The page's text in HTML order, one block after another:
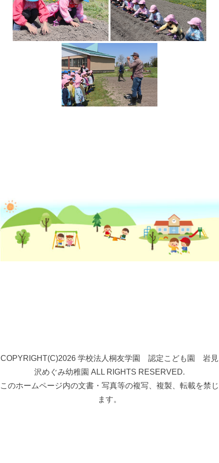
COPYRIGHT(C)2026 学校法人桐友学園 認定こども園 岩見
沢めぐみ幼稚園 ALL RIGHTS RESERVED.
このホームページ内の文書・写真等の複写、複製、転載を禁じ
ます。